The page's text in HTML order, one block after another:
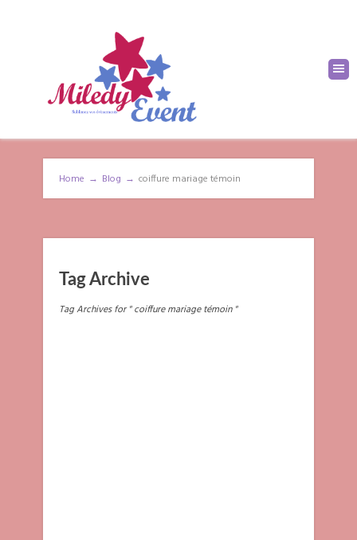
Home → Blog → coiffure mariage témoin
Tag Archive
Tag Archives for " coiffure mariage témoin "